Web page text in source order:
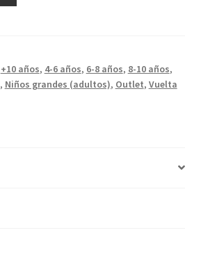
+10 años, 4-6 años, 6-8 años, 8-10 años,
, Niños grandes (adultos), Outlet, Vuelta